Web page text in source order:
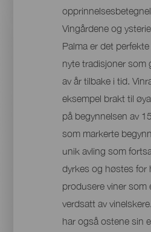
Vingårdene og
Palma er det
nyte tradisjoner som
av år tilbake i tid.
eksempel brakt til
på begynnelsen av
som markerte
unik avling som
dyrkes og høstes for
produsere viner som
verdsatt av
har også ostene sin